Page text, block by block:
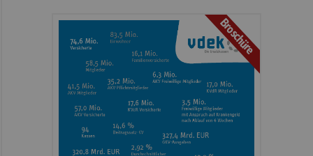
Informationen
Broschüre